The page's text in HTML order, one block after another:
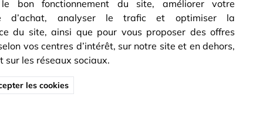
pensées pour s'intégrer dans tout type
est fabriquée en zamak plein coulé en
solide et une finition irréprochable.
cylindre ou à condamnation, elles équipent
de la maison. Retrouvez l'ensemble de notre
le bon fonctionnement du site, améliorer votre
d’achat, analyser le trafic et optimiser la
du site, ainsi que pour vous proposer des offres
vos centres d’intérêt, sur notre site et en dehors,
sur les réseaux sociaux.
les cookies